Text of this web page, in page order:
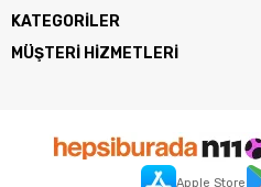
KATEGORİLER
MÜŞTERİ HİZMETLERİ
Apple Store